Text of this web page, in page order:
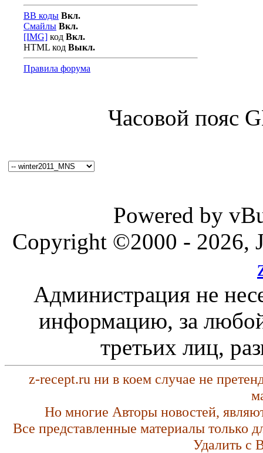
BB коды Вкл.
Смайлы Вкл.
[IMG] код Вкл.
HTML код Выкл.
Правила форума
Часовой пояс
Powered by
Copyright ©2000 - 2026,
Администрация не
информацию, за любой
третьих лиц,
z-recept.ru ни в коем случае не
Но многие Авторы новостей,
Все представленные материалы только
Удалить с